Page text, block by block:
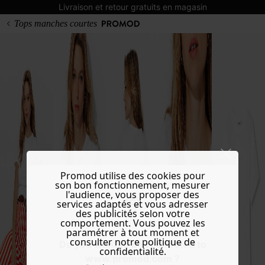
Livraison et retour gratuits en magasin
Do you want to be redirected to
www.promod.com ?
Tops manches courtes
Promod utilise des cookies pour
son bon fonctionnement, mesurer
l'audience, vous proposer des
services adaptés et vous adresser
des publicités selon votre
comportement. Vous pouvez les
paramétrer à tout moment et
consulter notre politique de
confidentialité.